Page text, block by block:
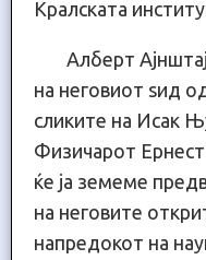
Кралската
Алберт
на неговиот ѕид
сликите на Исак
Физичарот
ќе ја земеме
на неговите
напредокот на